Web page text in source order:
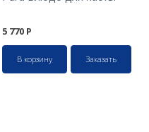
5 770 Р
В корзину Заказать